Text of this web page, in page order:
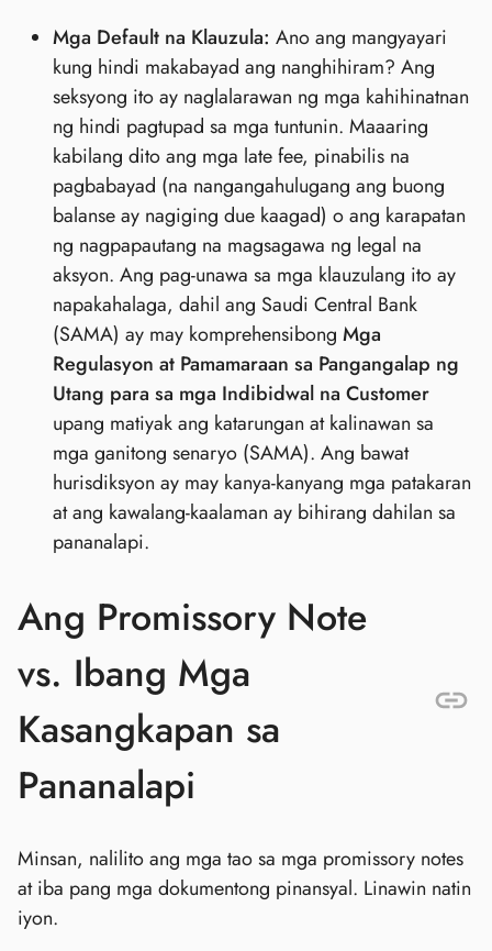
Mga Default na Klauzula: Ano ang mangyayari
kung hindi makabayad ang nanghihiram? Ang
seksyong ito ay naglalarawan ng mga kahihinatnan
ng hindi pagtupad sa mga tuntunin. Maaaring
kabilang dito ang mga late fee, pinabilis na
pagbabayad (na nangangahulugang ang buong
balanse ay nagiging due kaagad) o ang karapatan
ng nagpapautang na magsagawa ng legal na
aksyon. Ang pag-unawa sa mga klauzulang ito ay
napakahalaga, dahil ang Saudi Central Bank
(SAMA) ay may komprehensibong Mga
Regulasyon at Pamamaraan sa Pangangalap ng
Utang para sa mga Indibidwal na Customer
upang matiyak ang katarungan at kalinawan sa
mga ganitong senaryo (SAMA). Ang bawat
hurisdiksyon ay may kanya-kanyang mga patakaran
at ang kawalang-kaalaman ay bihirang dahilan sa
pananalapi.
Ang Promissory Note
vs. Ibang Mga
Kasangkapan sa
Pananalapi
Minsan, nalilito ang mga tao sa mga promissory notes
at iba pang mga dokumentong pinansyal. Linawin natin
iyon.